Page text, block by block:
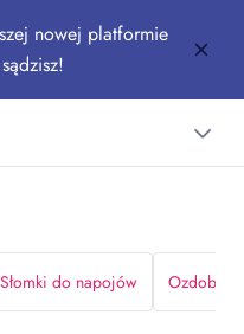
nowej platformie
Słomki do napojów Ozdoby